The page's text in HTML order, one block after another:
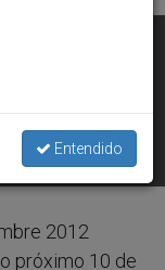
2012
próximo 10 de
Entendido